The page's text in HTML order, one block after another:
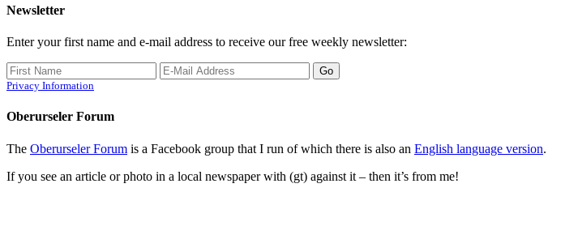
Newsletter
Enter your first name and e-mail address to receive our free weekly newsletter:
Privacy Information
Oberurseler Forum
The Oberurseler Forum is a Facebook group that I run of which there is also an English language version.
If you see an article or photo in a local newspaper with (gt) against it – then it’s from me!